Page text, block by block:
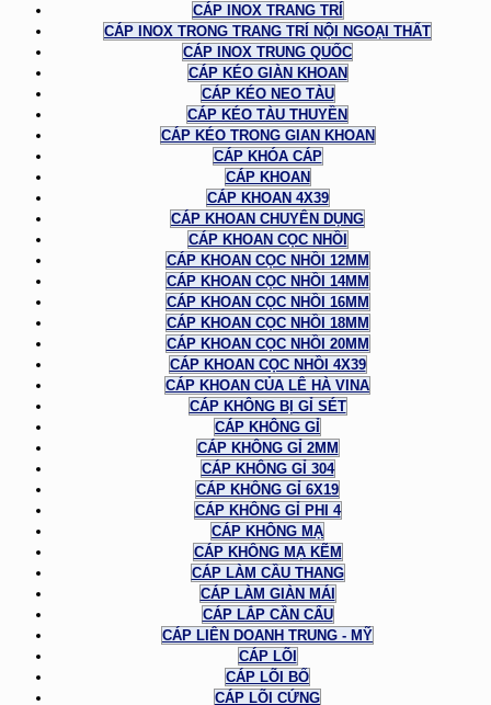
CÁP INOX TRANG TRÍ
CÁP INOX TRONG TRANG TRÍ NỘI NGOẠI THẤT
CÁP INOX TRUNG QUỐC
CÁP KÉO GIÀN KHOAN
CÁP KÉO NEO TÀU
CÁP KÉO TÀU THUYỀN
CÁP KÉO TRONG GIAN KHOAN
CÁP KHÓA CÁP
CÁP KHOAN
CÁP KHOAN 4X39
CÁP KHOAN CHUYÊN DỤNG
CÁP KHOAN CỌC NHỒI
CÁP KHOAN CỌC NHỒI 12MM
CÁP KHOAN CỌC NHỒI 14MM
CÁP KHOAN CỌC NHỒI 16MM
CÁP KHOAN CỌC NHỒI 18MM
CÁP KHOAN CỌC NHỒI 20MM
CÁP KHOAN CỌC NHỒI 4X39
CÁP KHOAN CỦA LÊ HÀ VINA
CÁP KHÔNG BỊ GỈ SÉT
CÁP KHÔNG GỈ
CÁP KHÔNG GỈ 2MM
CÁP KHÔNG GỈ 304
CÁP KHÔNG GỈ 6X19
CÁP KHÔNG GỈ PHI 4
CÁP KHÔNG MẠ
CÁP KHÔNG MẠ KẼM
CÁP LÀM CẦU THANG
CÁP LÀM GIÀN MÁI
CÁP LẮP CẦN CẨU
CÁP LIÊN DOANH TRUNG - MỸ
CÁP LÕI
CÁP LÕI BỐ
CÁP LÕI CỨNG